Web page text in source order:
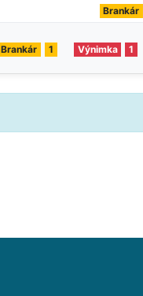
Brankár
Brankár 1 Výnimka 1